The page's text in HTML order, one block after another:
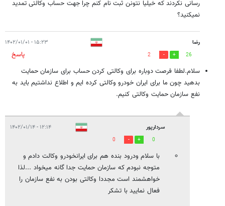
رسانی نکردند که خیلیا نتونن ثبت نام کنم چرا جهت حساب وکالتی تمدید
نمیکنید؟
رضا ۱۵:۲۳ - ۱۴۰۲/۰۱/۰۱
26
2
پاسخ
سلام.لطفا فرصت دوباره برای وکالتی کردن حساب برای سازمان حمایت
بدهید چون ما برای ایران خودرو وکالتی کرده ایم و اطلاع نداشتیم باید به
نفع سازمان حمایت وکالتی کنیم.
سردارپور ۱۲:۱۴ - ۱۴۰۲/۰۱/۱۴
0
0
با سلام ودرود بنده هم برای ایرانخودرو وکالت دادم و
متوجه نبودم که سازمان حمایت جدا گانه میخواد ...لذا
خواهشمند است مجددا وکالتی بودن به نفع سازمان را
فعال نمایید با تشکر